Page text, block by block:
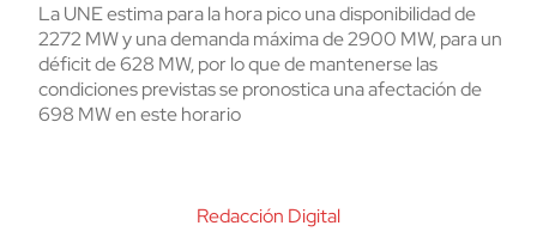
La UNE estima para la hora pico una disponibilidad de
2272 MW y una demanda máxima de 2900 MW, para un
déficit de 628 MW, por lo que de mantenerse las
condiciones previstas se pronostica una afectación de
698 MW en este horario
Redacción Digital